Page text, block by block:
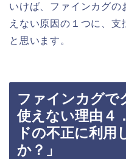
いけば、ファインカグの
えない原因の１つに、支
と思います。
ファインカグで
使えない理由４
ドの不正に利
か？」